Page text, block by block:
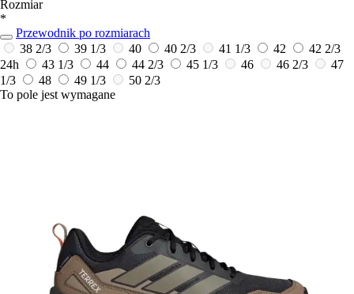
Rozmiar
*
Przewodnik po rozmiarach
38 2/3
39 1/3 40 40 2/3 41 1/3 42
42 2/3
24h
43 1/3 44 44 2/3 45 1/3 46 46 2/3
47
1/3
48 49 1/3
50 2/3
To pole jest wymagane